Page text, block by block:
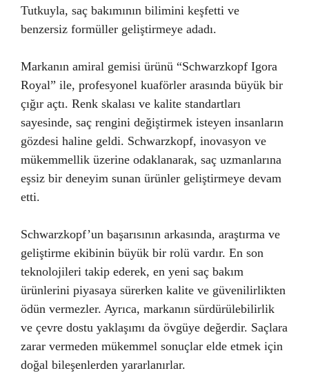
Tutkuyla, saç bakımının bilimini keşfetti ve
benzersiz formüller geliştirmeye adadı.
Markanın amiral gemisi ürünü “Schwarzkopf Igora
Royal” ile, profesyonel kuaförler arasında büyük bir
çığır açtı. Renk skalası ve kalite standartları
sayesinde, saç rengini değiştirmek isteyen insanların
gözdesi haline geldi. Schwarzkopf, inovasyon ve
mükemmellik üzerine odaklanarak, saç uzmanlarına
eşsiz bir deneyim sunan ürünler geliştirmeye devam
etti.
Schwarzkopf’un başarısının arkasında, araştırma ve
geliştirme ekibinin büyük bir rolü vardır. En son
teknolojileri takip ederek, en yeni saç bakım
ürünlerini piyasaya sürerken kalite ve güvenilirlikten
ödün vermezler. Ayrıca, markanın sürdürülebilirlik
ve çevre dostu yaklaşımı da övgüye değerdir. Saçlara
zarar vermeden mükemmel sonuçlar elde etmek için
doğal bileşenlerden yararlanırlar.